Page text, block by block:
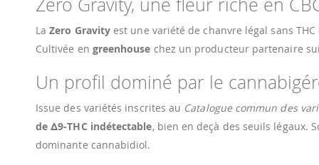
LaZero Gravity est une variété de chanvre légal sans
Cultivée en greenhouse chez un producteur partenaire
Un profil dominé par le
Issue des variétés inscrites au Catalogue commun des
de Δ9-THC indétectable, bien en deçà des seuils légaux.
dominante cannabidiol.